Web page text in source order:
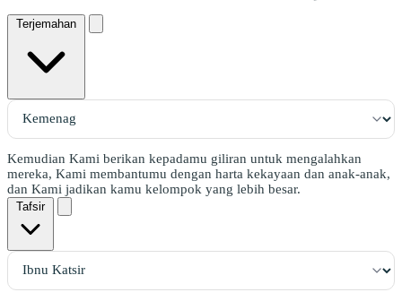
Terjemahan
Kemudian Kami berikan kepadamu giliran untuk mengalahkan
mereka, Kami membantumu dengan harta kekayaan dan anak-anak,
dan Kami jadikan kamu kelompok yang lebih besar.
Tafsir